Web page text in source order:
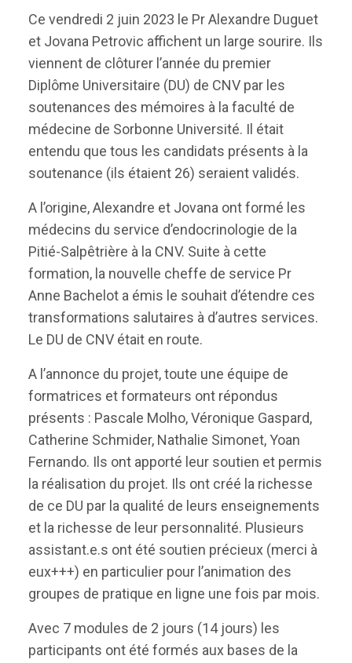
Ce vendredi 2 juin 2023 le Pr Alexandre Duguet
et Jovana Petrovic affichent un large sourire. Ils
viennent de clôturer l’année du premier
Diplôme Universitaire (DU) de CNV par les
soutenances des mémoires à la faculté de
médecine de Sorbonne Université. Il était
entendu que tous les candidats présents à la
soutenance (ils étaient 26) seraient validés.
A l’origine, Alexandre et Jovana ont formé les
médecins du service d’endocrinologie de la
Pitié-Salpêtrière à la CNV. Suite à cette
formation, la nouvelle cheffe de service Pr
Anne Bachelot a émis le souhait d’étendre ces
transformations salutaires à d’autres services.
Le DU de CNV était en route.
A l’annonce du projet, toute une équipe de
formatrices et formateurs ont répondus
présents : Pascale Molho, Véronique Gaspard,
Catherine Schmider, Nathalie Simonet, Yoan
Fernando. Ils ont apporté leur soutien et permis
la réalisation du projet. Ils ont créé la richesse
de ce DU par la qualité de leurs enseignements
et la richesse de leur personnalité. Plusieurs
assistant.e.s ont été soutien précieux (merci à
eux+++) en particulier pour l’animation des
groupes de pratique en ligne une fois par mois.
Avec 7 modules de 2 jours (14 jours) les
participants ont été formés aux bases de la